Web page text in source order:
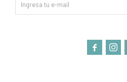
 